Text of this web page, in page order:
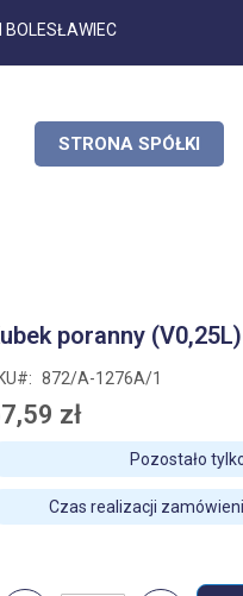
BOLESŁAWIEC
STRONA SPÓŁKI
poranny (V0,25L)
872/A-1276A/1
zł
Pozostało
Czas realizacji